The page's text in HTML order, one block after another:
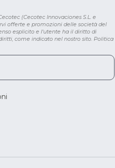
(Cecotec Innovaciones S.L. e
offerte e promozioni delle società del
esplicito e l'utente ha il diritto di
come indicato nel nostro sito. Politica